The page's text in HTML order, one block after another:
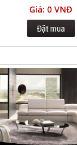
Giá: 0 VNĐ
Đặt mua